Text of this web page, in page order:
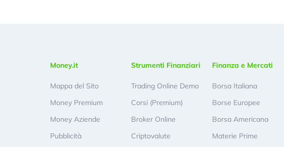
Money.it
Mappa del Sito
Money Premium
Money Aziende
Pubblicità
Strumenti Finanziari
Trading Online Demo
Corsi (Premium)
Broker Online
Criptovalute
Finanza e Mercati
Borsa Italiana
Borse Europee
Borsa Americana
Materie Prime